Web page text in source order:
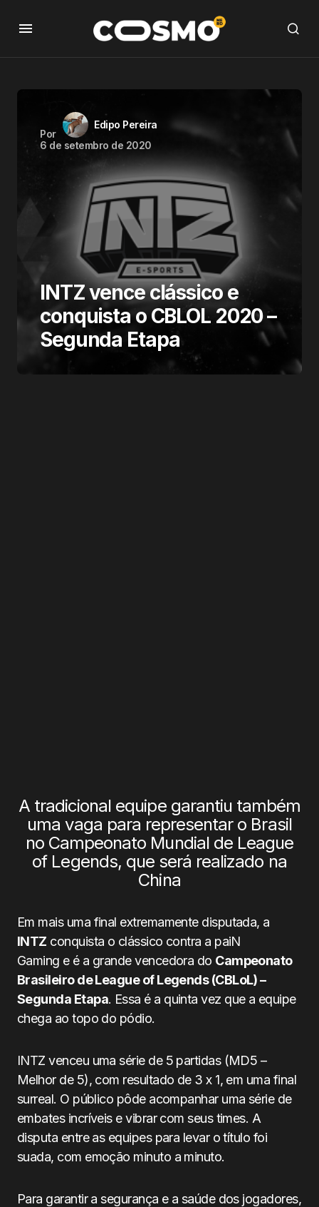
Por
Edipo Pereira
6 de setembro de 2020
INTZ vence clássico e
conquista o CBLOL 2020 –
Segunda Etapa
A tradicional equipe garantiu também
uma vaga para representar o Brasil
no Campeonato Mundial de League
of Legends, que será realizado na
China
Em mais uma final extremamente disputada, a
INTZ conquista o clássico contra a paiN
Gaming e é a grande vencedora do Campeonato
Brasileiro de League of Legends (CBLoL) –
Segunda Etapa. Essa é a quinta vez que a equipe
chega ao topo do pódio.
INTZ venceu uma série de 5 partidas (MD5 –
Melhor de 5), com resultado de 3 x 1, em uma final
surreal. O público pôde acompanhar uma série de
embates incríveis e vibrar com seus times. A
disputa entre as equipes para levar o título foi
suada, com emoção minuto a minuto.
Para garantir a segurança e a saúde dos jogadores,